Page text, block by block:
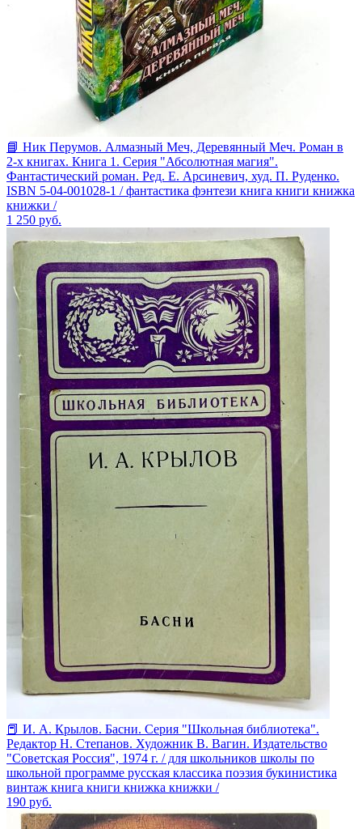
📘 Ник Перумов. Алмазный Меч, Деревянный Меч. Роман в
2-х книгах. Книга 1. Серия "Абсолютная магия".
Фантастический роман. Ред. Е. Арсиневич, худ. П. Руденко.
ISBN 5-04-001028-1 / фантастика фэнтези книга книги книжка
книжки /
1 250 руб.
📕 И. А. Крылов. Басни. Серия "Школьная библиотека".
Редактор Н. Степанов. Художник В. Вагин. Издательство
"Советская Россия", 1974 г. / для школьников школы по
школьной программе русская классика поэзия букинистика
винтаж книга книги книжка книжки /
190 руб.